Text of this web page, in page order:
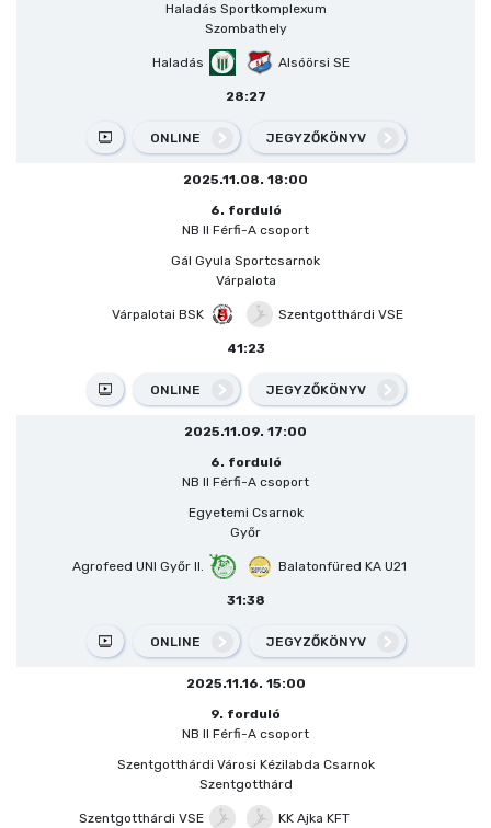
Haladás Sportkomplexum
Szombathely
Haladás Alsóörsi SE
28:27
ONLINE JEGYZŐKÖNYV
2025.11.08. 18:00
6. forduló
NB II Férfi-A csoport
Gál Gyula Sportcsarnok
Várpalota
Várpalotai BSK Szentgotthárdi VSE
41:23
ONLINE JEGYZŐKÖNYV
2025.11.09. 17:00
6. forduló
NB II Férfi-A csoport
Egyetemi Csarnok
Győr
Agrofeed UNI Győr II. Balatonfüred KA U21
31:38
ONLINE JEGYZŐKÖNYV
2025.11.16. 15:00
9. forduló
NB II Férfi-A csoport
Szentgotthárdi Városi Kézilabda Csarnok
Szentgotthárd
Szentgotthárdi VSE KK Ajka KFT